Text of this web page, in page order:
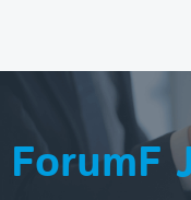
ForumF